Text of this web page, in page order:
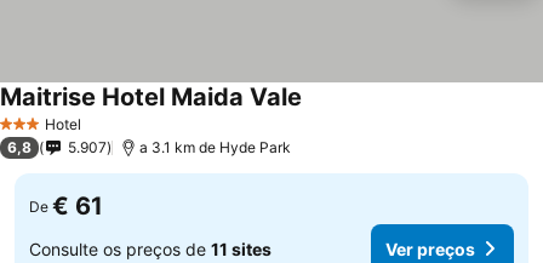
3 EstrelasHotel
Maitrise Hotel Maida Vale
6,8 5.907 a 3.1 km de Hyde Park
De € 61
Consulte os preços de 11 sites Ver preços